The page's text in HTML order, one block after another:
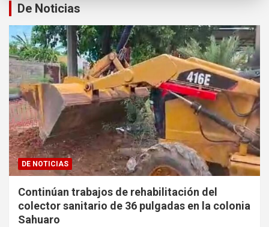
De Noticias
DE NOTICIAS
Continúan trabajos de rehabilitación del
colector sanitario de 36 pulgadas en la colonia
Sahuaro